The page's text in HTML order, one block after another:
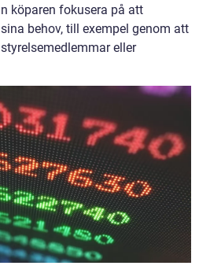
köparen fokusera på att
behov, till exempel genom att
eller